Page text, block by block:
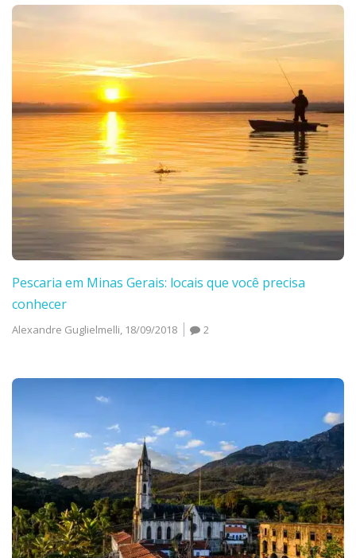
Pescaria em Minas Gerais: locais que você precisa
conhecer
Alexandre Guglielmelli, 18/09/2018 2